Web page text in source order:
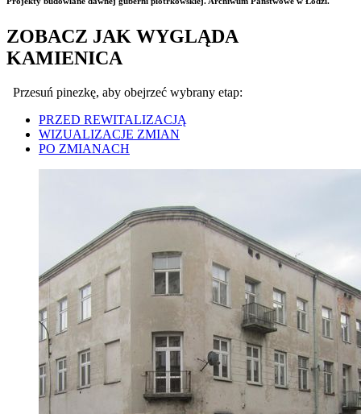
ZOBACZ JAK WYGLĄDA
KAMIENICA
Przesuń pinezkę, aby obejrzeć wybrany etap:
PRZED REWITALIZACJĄ
WIZUALIZACJE ZMIAN
PO ZMIANACH